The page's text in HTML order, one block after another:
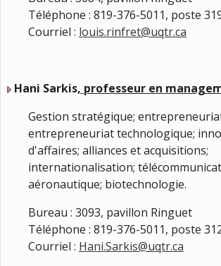
Téléphone : 819-376-5011, poste
Courriel : louis.rinfret@uqtr.ca
Hani Sarkis, professeur en
Gestion stratégique;
entrepreneuriat technologique;
d'affaires; alliances et acquisitions;
internationalisation;
aéronautique; biotechnologie.
Bureau : 3093, pavillon Ringuet
Téléphone : 819-376-5011, poste
Courriel : Hani.Sarkis@uqtr.ca